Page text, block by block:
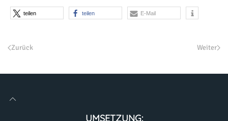
teilen teilen E-Mail
Zurück Weiter
UMSETZUNG: